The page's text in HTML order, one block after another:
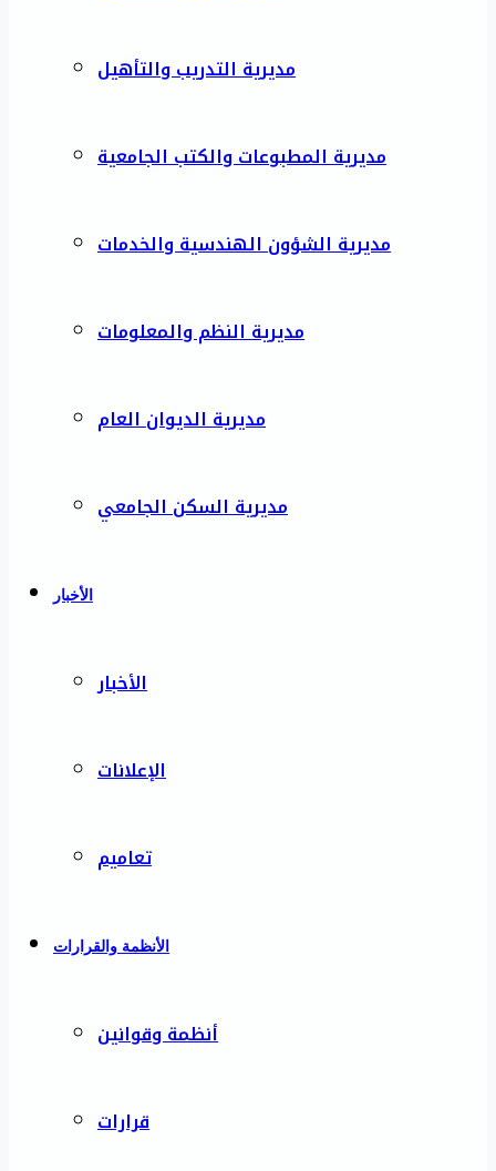
مديرية التدريب والتأهيل
مديرية المطبوعات والكتب الجامعية
مديرية الشؤون الهندسية والخدمات
مديرية النظم والمعلومات
مديرية الديوان العام
مديرية السكن الجامعي
الأخبار
الأخبار
الإعلانات
تعاميم
الأنظمة والقرارات
أنظمة وقوانين
قرارات